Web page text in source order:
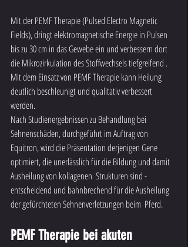
Mit der PEMF Therapie (Pulsed Electro Magnetic
Fields), dringt elektromagnetische Energie in Pulsen
bis zu 30 cm in das Gewebe ein und verbessern dort
die Mikrozirkulation des Stoffwechsels tiefgreifend .
Mit dem Einsatz von PEMF Therapie kann Heilung
deutlich beschleunigt und qualitativ verbessert
werden.
Nach Studienergebnissen zu Behandlung bei
Sehnenschäden, durchgeführt im Auftrag von
Equitron, wird die Präsentation derjenigen Gene
optimiert, die unerlässlich für die Bildung und damit
Ausheilung von kollagenen  Strukturen sind -
entscheidend und bahnbrechend für die Ausheilung
der gefürchteten Sehnenverletzungen beim  Pferd.
PEMF Therapie bei akuten